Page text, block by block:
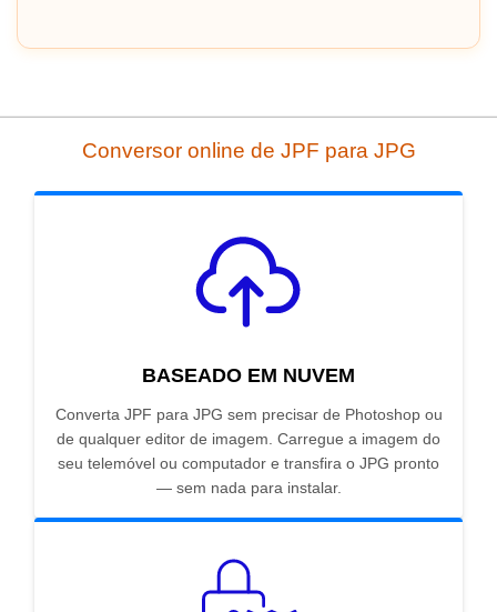
Conversor online de JPF para JPG
BASEADO EM NUVEM
Converta JPF para JPG sem precisar de Photoshop ou
de qualquer editor de imagem. Carregue a imagem do
seu telemóvel ou computador e transfira o JPG pronto
— sem nada para instalar.